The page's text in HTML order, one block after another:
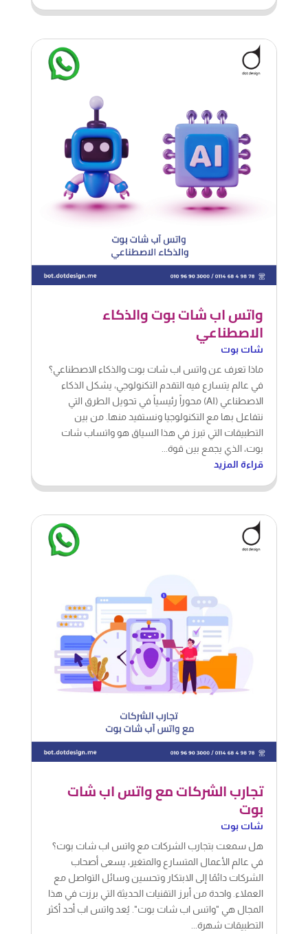
واتس اب شات بوت والذكاء
الاصطناعي
شات بوت
ماذا تعرف عن واتس اب شات بوت والذكاء الاصطناعي؟
في عالم يتسارع فيه التقدم التكنولوجي، يشكل الذكاء
الاصطناعي (AI) محوراً رئيسياً في تحويل الطرق التي
نتفاعل بها مع التكنولوجيا ونستفيد منها. من بين
التطبيقات التي تبرز في هذا السياق هو واتساب شات
بوت، الذي يجمع بين قوة...
قراءة المزيد
تجارب الشركات مع واتس اب شات
بوت
شات بوت
هل سمعت بتجارب الشركات مع واتس اب شات بوت؟
في عالم الأعمال المتسارع والمتغير، يسعى أصحاب
الشركات دائمًا إلى الابتكار وتحسين وسائل التواصل مع
العملاء. واحدة من أبرز التقنيات الحديثة التي برزت في هذا
المجال هي "واتس اب شات بوت". يُعد واتس اب أحد أكثر
التطبيقات شهرة...